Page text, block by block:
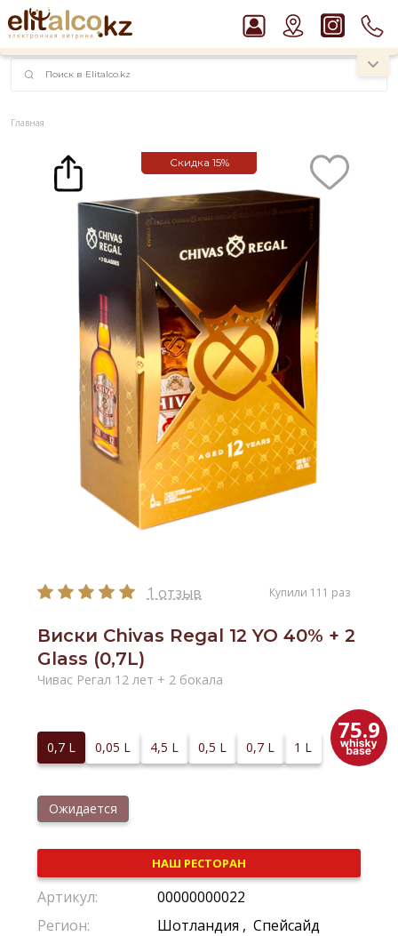
наименований!
instagram.com/rojo.kz
Рекомендуем
Пиво Guinness Draught 4,2% Can
Джин Gordon`s London Dry Gin 37,5%
Виски Talisker 10 YO Malt 45,8% in Box
Водка Smirnoff Red Vodka 37,5%
Ром Captain Morgan White 37,5%
Главная
Скидка 15%
1 отзыв Купили 111 раз
Виски Chivas Regal 12 YO 40% + 2
Glass (0,7L)
Чивас Регал 12 лет + 2 бокала
75.9
0,7 L 0,05 L 4,5 L 0,5 L 0,7 L 1 L
Ожидается
НАШ РЕСТОРАН
Артикул:
00000000022
Регион:
Шотландия , Спейсайд